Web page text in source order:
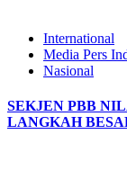
International
Media Pers
Nasional
SEKJEN PBB
LANGKAH